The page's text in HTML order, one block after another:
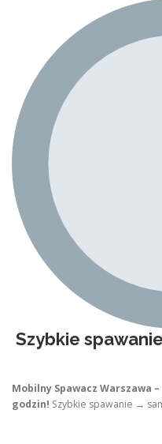
Szybkie
Mobilny Spawacz Warszawa
godzin! Szybkie spawanie →